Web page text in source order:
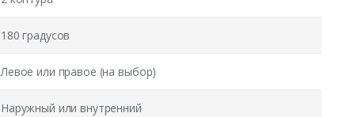
180 градусов
Левое или правое (на выбор)
Наружный или внутренний